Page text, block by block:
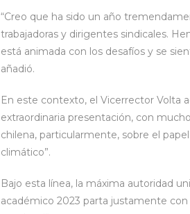
“Creo que ha sido un año
trabajadoras y dirigentes sindicales.
está animada con los desafíos y se
añadió.
En este contexto, el Vicerrector Volta
extraordinaria presentación, con
chilena, particularmente, sobre el
climático”.
Bajo esta línea, la máxima autoridad
académico 2023 parta justamente